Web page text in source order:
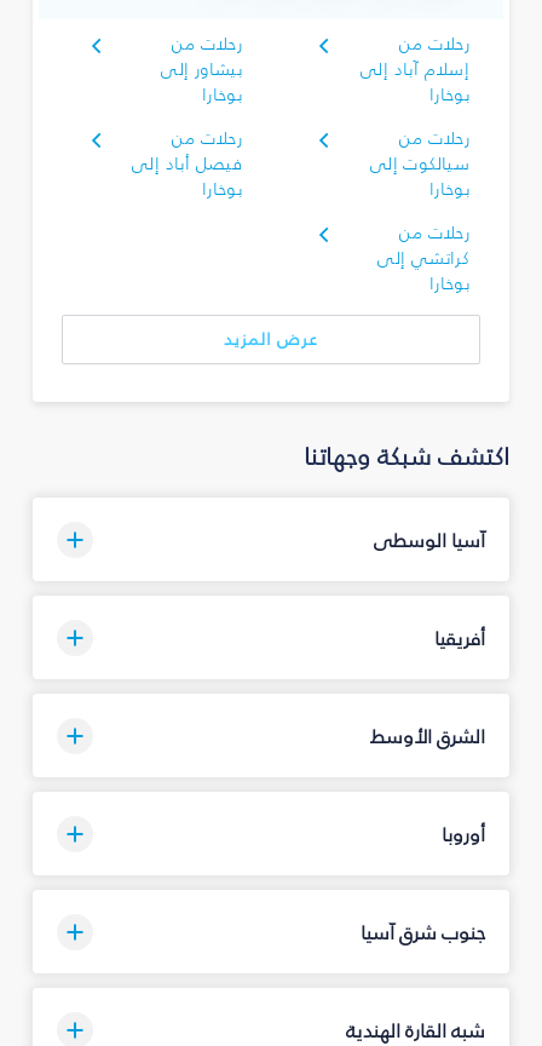
رحلات من
إسلام آباد إلى
بوخارا
رحلات من
بيشاور إلى
بوخارا
رحلات من
سيالكوت إلى
بوخارا
رحلات من
فيصل أباد إلى
بوخارا
رحلات من
كراتشي إلى
بوخارا
عرض المزيد
اكتشف شبكة وجهاتنا
آسيا الوسطى
أفريقيا
الشرق الأوسط
أوروبا
جنوب شرق آسيا
شبه القارة الهندية